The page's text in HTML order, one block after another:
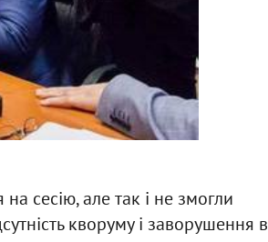
на сесію, але так і не змогли
кворуму і заворушення в